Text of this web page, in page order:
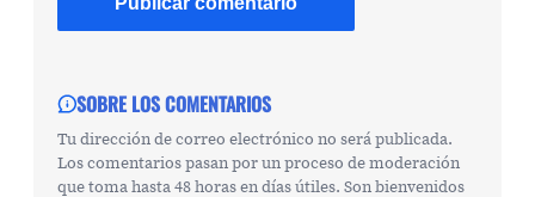
SOBRE LOS COMENTARIOS
Tu dirección de correo electrónico no será publicada.
Los comentarios pasan por un proceso de moderación
que toma hasta 48 horas en días útiles. Son bienvenidos